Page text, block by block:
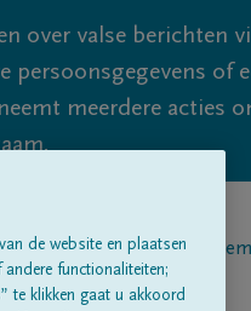
over valse berichten
persoonsgegevens of
meerdere acties
Over ons
de website en plaatsen
functionaliteiten;
te klikken gaat u akkoord